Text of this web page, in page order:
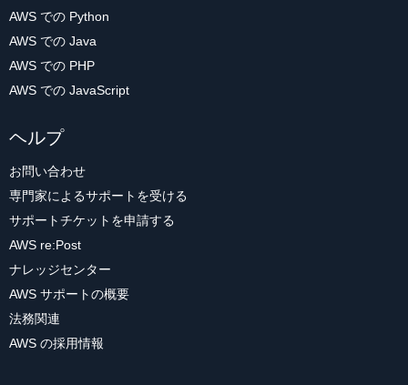
AWS での Python
AWS での Java
AWS での PHP
AWS での JavaScript
ヘルプ
お問い合わせ
専門家によるサポートを受ける
サポートチケットを申請する
AWS re:Post
ナレッジセンター
AWS サポートの概要
法務関連
AWS の採用情報